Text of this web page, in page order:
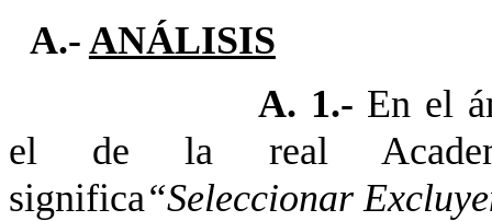
A.- ANÁLISIS
A. 1.- En el
el de la real
significa“Seleccionar